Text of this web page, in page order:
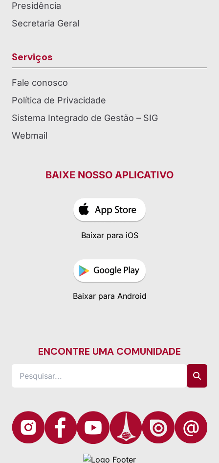
Presidência
Secretaria Geral
Serviços
Fale conosco
Política de Privacidade
Sistema Integrado de Gestão – SIG
Webmail
BAIXE NOSSO APLICATIVO
Baixar para iOS
Baixar para Android
ENCONTRE UMA COMUNIDADE